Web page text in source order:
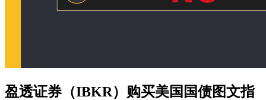
盈透证券（IBKR）购买美国国债图文指